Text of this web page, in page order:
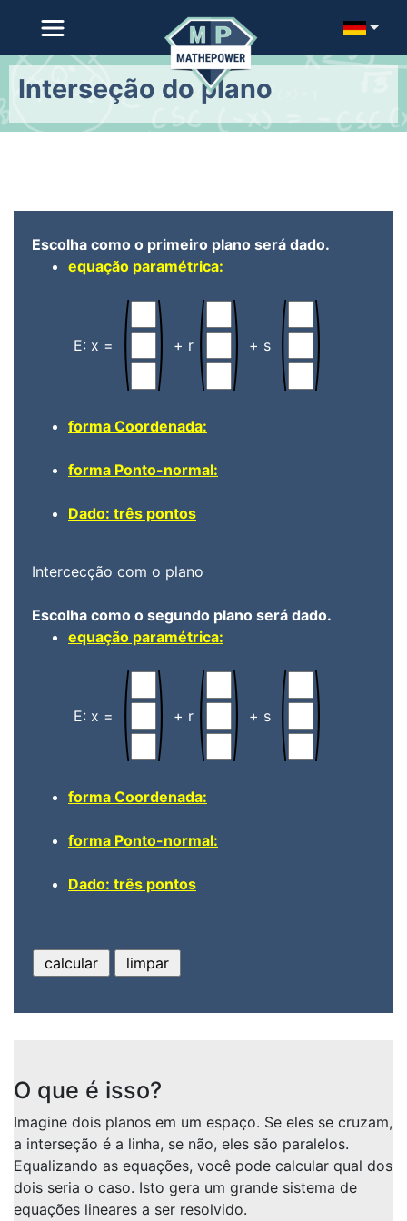
Interseção do plano
Escolha como o primeiro plano será dado.
equação paramétrica:
E: x = + r + s
forma Coordenada:
forma Ponto-normal:
Dado: três pontos
Intercecção com o plano
Escolha como o segundo plano será dado.
equação paramétrica:
E: x = + r + s
forma Coordenada:
forma Ponto-normal:
Dado: três pontos
O que é isso?
Imagine dois planos em um espaço. Se eles se cruzam,
a interseção é a linha, se não, eles são paralelos.
Equalizando as equações, você pode calcular qual dos
dois seria o caso. Isto gera um grande sistema de
equações lineares a ser resolvido.